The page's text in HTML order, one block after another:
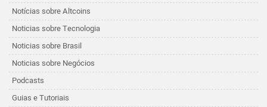
Notícias sobre Altcoins
Noticias sobre Tecnologia
Noticias sobre Brasil
Noticias sobre Negócios
Podcasts
Guias e Tutoriais